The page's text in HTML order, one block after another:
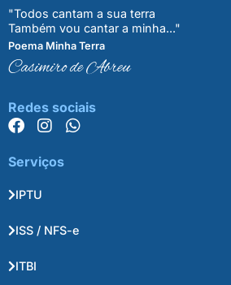
"Todos cantam a sua terra
Também vou cantar a minha..."
Poema Minha Terra
Casimiro de Abreu
Redes sociais
Serviços
IPTU
ISS / NFS-e
ITBI